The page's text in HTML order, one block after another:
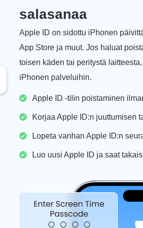
salasanaa
Apple ID on sidottu iPhonen
App Store ja muut. Jos haluat
toisen käden tai peritystä
iPhonen palveluihin.
Apple ID -tilin poistaminen
Korjaa Apple ID:n juuttumisen
Lopeta vanhan Apple ID:n
Luo uusi Apple ID ja saat